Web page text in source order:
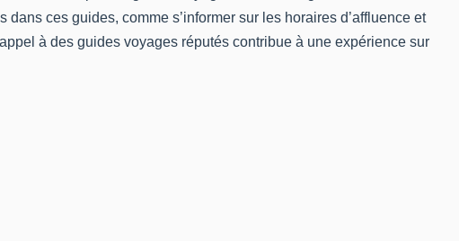
ces guides, comme s’informer sur les horaires d’affluence et
à des guides voyages réputés contribue à une expérience sur